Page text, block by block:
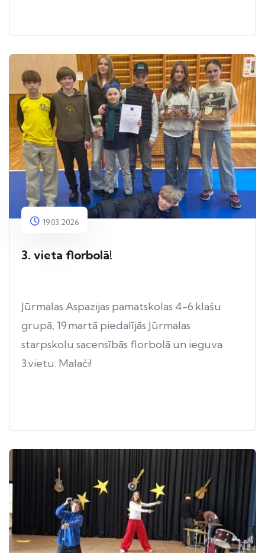
19.03.2026
3. vieta florbolā!
Jūrmalas Aspazijas pamatskolas 4-6.klašu
grupā, 19.martā piedalījās Jūrmalas
starpskolu sacensībās florbolā un ieguva
3.vietu. Malači!